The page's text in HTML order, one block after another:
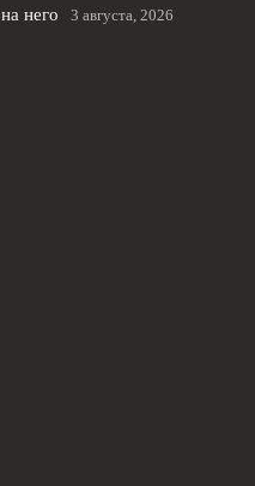
на него
3 августа, 2026